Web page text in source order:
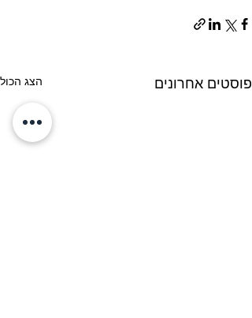
פוסטים אחרונים הצג הכול